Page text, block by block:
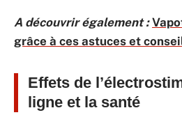
A découvrir également :
grâce à ces astuces et
Effets de
ligne et la santé